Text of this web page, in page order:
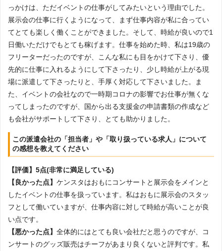
っかけは、ただイベントの仕事がしてみたいという理由でした。
展示会の仕事に行くようになって、まず仕事内容が私に合ってい
てとても楽しく働くことができました。そして、時給が良いので1
日働いただけでもとても稼げます。仕事を始めた時、私は19歳の
フリーターだったのですが、こんな私にも目をかけて下さり、優
先的に仕事に入れるようにして下さったり、少し時給が上がる現
場に派遣して下さったりと、手厚く対応して下さいました。ま
た、イベントの会社なので一時期コロナの影響でお仕事が無くな
ってしまったのですが、国から出る支援金の申請書類の作成など
も会社がサポートして下さり、とても助かりました。
この派遣会社の「担当者」や「取り扱っている求人」について
の感想を教えてください
【評価】5点(非常に満足している)
【良かった点】 ケンスタはおもにコンサートと展示会をメインと
したイベントの仕事を扱っています。私はおもに展示会のスタッ
フとして働いていますが、仕事内容に対して時給が高いことが良
い点です。
【悪かった点】 全体的にはとても良い会社だと思うのですが、コ
ンサートのグッズ販売はチーフがあまり良くないと評判です。私